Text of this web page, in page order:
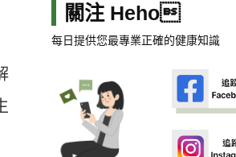
關注 Heho
每日提供您最專業正確的健康知識